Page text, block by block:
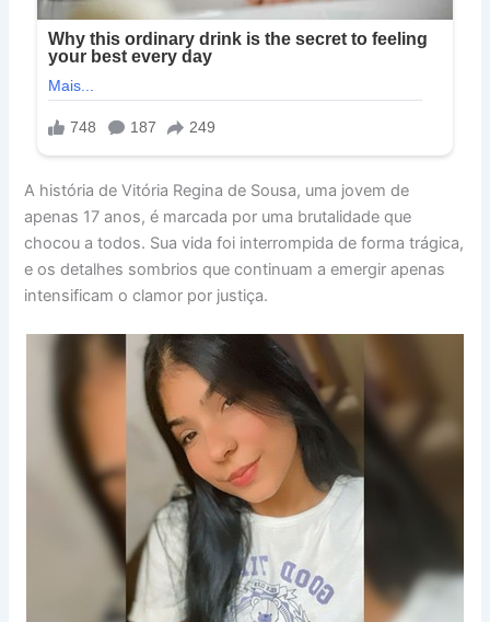
A história de Vitória Regina de Sousa, uma jovem de
apenas 17 anos, é marcada por uma brutalidade que
chocou a todos. Sua vida foi interrompida de forma trágica,
e os detalhes sombrios que continuam a emergir apenas
intensificam o clamor por justiça.